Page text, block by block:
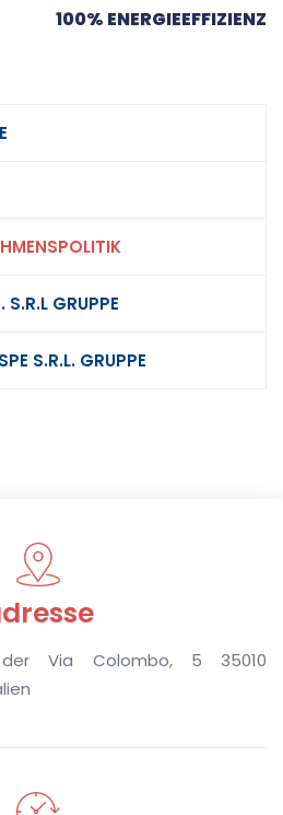
GRUPPE
S.R.L. GRUPPE
100% ENERGIEEFFIZIENZ
Via Colombo, 5 35010